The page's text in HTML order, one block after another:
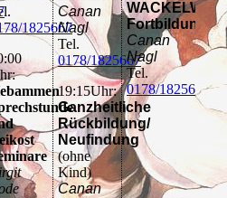
1825667
Canan
Nagl
Tel.
0178/1825667
19:15Uhr:
Ganzheitliche
Rückbildung/
Neufindung
(ohne
Kind)
Canan
Fortbildung
Canan
Nagl
Tel.
0178/1825667